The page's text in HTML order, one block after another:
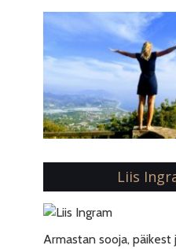
Liis
Armastan sooja, päikest